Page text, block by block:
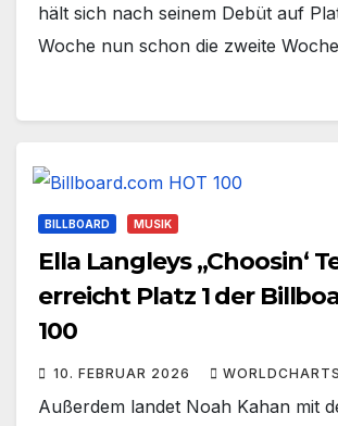
hält sich nach seinem Debüt auf
Woche nun schon die zweite
BILLBOARD MUSIK
Ella Langleys „Choosin‘
erreicht Platz 1 der
100
10. FEBRUAR 2026 WORLDCHARTS
Außerdem landet Noah Kahan mit